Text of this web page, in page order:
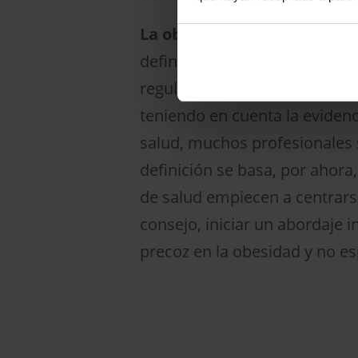
La obesidad es
define un conjunto de
regulación del apetito y el
teniendo en cuenta la
salud, muchos
definición se basa, por
de salud empiecen a
consejo, iniciar un abordaje
precoz en la obesidad y no